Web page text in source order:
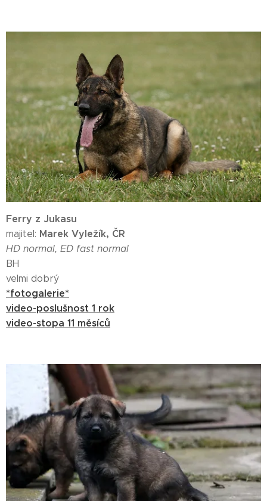
Ferry z Jukasu
majitel: Marek Vyležík, ČR
HD normal, ED fast normal
BH
velmi dobrý
*fotogalerie*
video-poslušnost 1 rok
video-stopa 11 měsíců